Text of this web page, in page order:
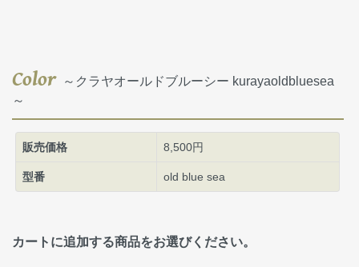
Color～クラヤオールドブルーシー kurayaoldbluesea
～
販売価格 8,500円
型番 old blue sea
カートに追加する商品をお選びください。